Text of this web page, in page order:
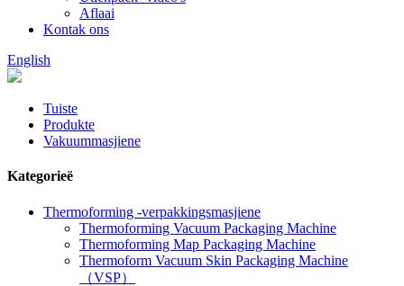
Aflaai
Kontak ons
English
Tuiste
Produkte
Vakuummasjiene
Kategorieë
Thermoforming -verpakkingsmasjiene
Thermoforming Vacuum Packaging Machine
Thermoforming Map Packaging Machine
Thermoform Vacuum Skin Packaging Machine
（VSP）